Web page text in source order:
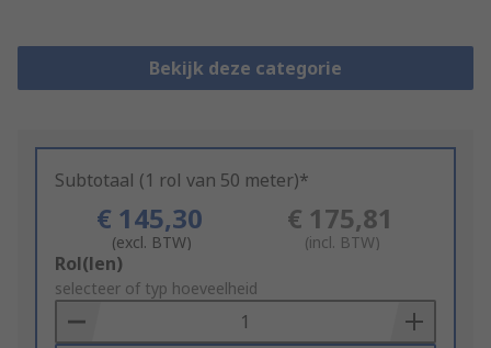
Bekijk deze categorie
Subtotaal (1 rol van 50 meter)*
€ 145,30
(excl. BTW)
€ 175,81
(incl. BTW)
Add
to
Basket
Rol(len)
selecteer of typ hoeveelheid